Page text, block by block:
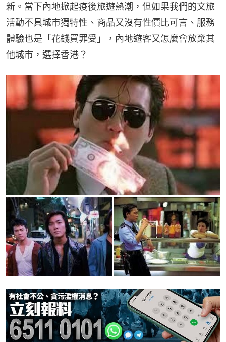
新。當下內地掀起疫後旅遊熱潮，但如果我們的文旅
活動不具城市獨特性、商品又沒有性價比可言、服務
體驗也是「花錢買罪受」，內地遊客又怎麼會放棄其
他城市，選擇香港？